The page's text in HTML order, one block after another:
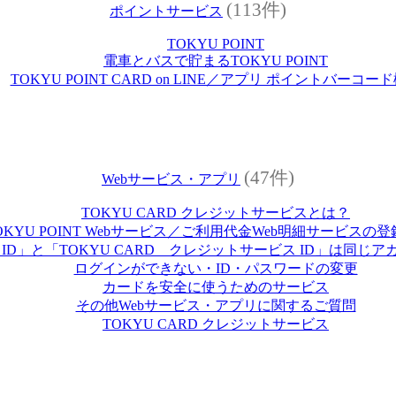
ポイントサービス (113件)
TOKYU POINT
電車とバスで貯まるTOKYU POINT
TOKYU POINT CARD on LINE／アプリ ポイントバーコード
Webサービス・アプリ (47件)
TOKYU CARD クレジットサービスとは？
POINT Webサービス／ご利用代金Web明細サービスの登
ID」と「TOKYU CARD クレジットサービス ID」は同じア
ログインができない・ID・パスワードの変更
カードを安全に使うためのサービス
その他Webサービス・アプリに関するご質問
TOKYU CARD クレジットサービス